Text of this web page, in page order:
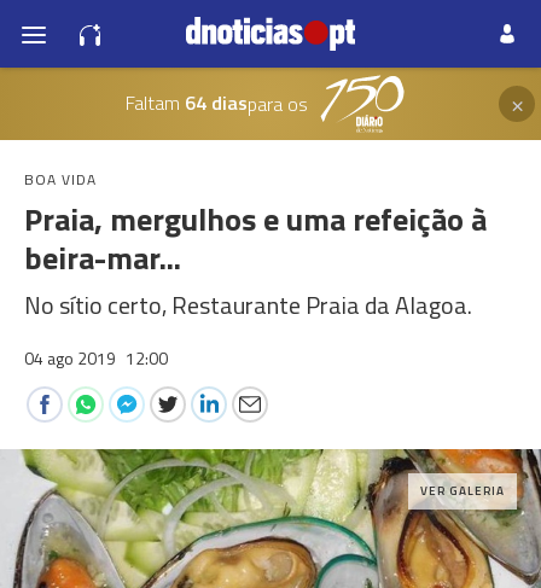
Faltam 64 diaspara os ×
BOA VIDA
Praia, mergulhos e uma refeição à
beira-mar...
No sítio certo, Restaurante Praia da Alagoa.
04 ago 2019 12:00
VER GALERIA